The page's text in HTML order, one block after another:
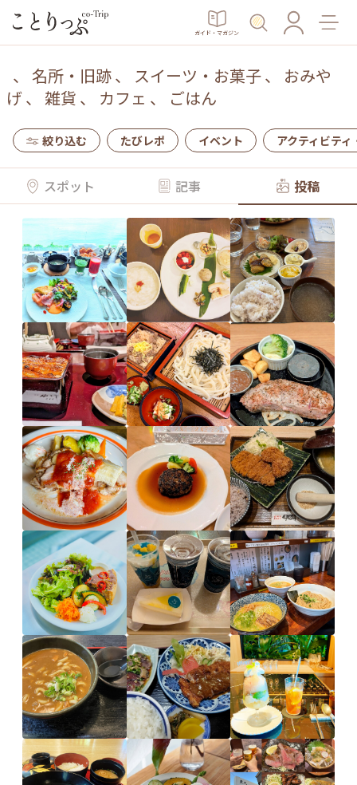
ガイド・マガジン
、 名所・旧跡、 スイーツ・お菓子、 おみや
げ 、 雑貨 、 カフェ 、 ごはん
絞り込む たびレポ イベント アクティビティ
スポット 記事 投稿